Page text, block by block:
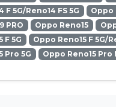
F 5G/Reno14 FS 5G
Oppo
PRO
Oppo Reno15
F 5G
Oppo Reno15 F 5G/
Pro 5G
Oppo Reno15 Pro